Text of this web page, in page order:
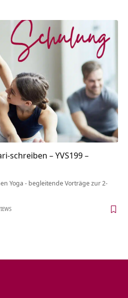
schreiben – YVS199 –
Yoga - begleitende Vorträge zur 2-